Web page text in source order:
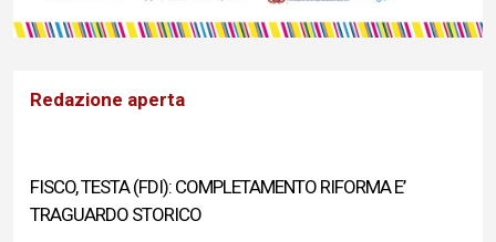
Redazione aperta
FISCO, TESTA (FDI): COMPLETAMENTO RIFORMA E’
TRAGUARDO STORICO